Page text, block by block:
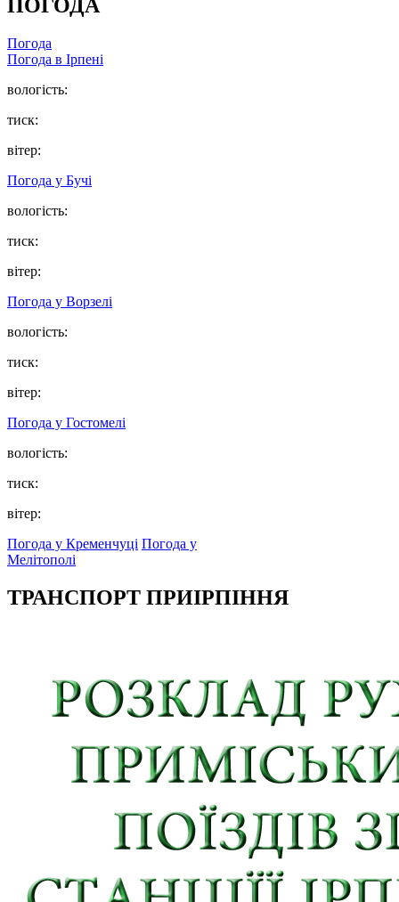
ПОГОДА
Погода
Погода в Ірпені
вологість:
тиск:
вітер:
Погода у Бучі
вологість:
тиск:
вітер:
Погода у Ворзелі
вологість:
тиск:
вітер:
Погода у Гостомелі
вологість:
тиск:
вітер:
Погода у Кременчуці Погода у
Мелітополі
ТРАНСПОРТ ПРИІРПІННЯ